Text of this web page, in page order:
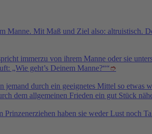
Manne. Mit Maß und Ziel also: altruistisch.
immerzu von ihrem Manne oder sie
„Wie geht’s Deinem Manne?““➮
jemand durch ein geeignetes Mittel so
dem allgemeinen Frieden ein gut Stück
haben sie weder Lust noch